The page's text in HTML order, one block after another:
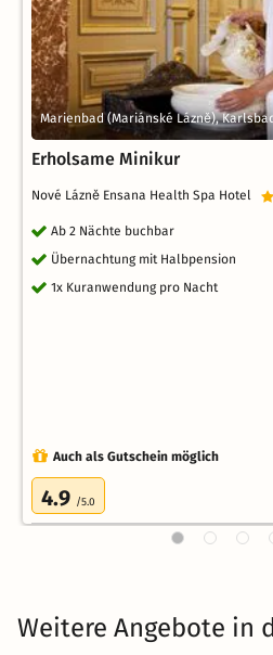
Marienbad (Mariánské Lázně),
Erholsame Minikur
Nové Lázně Ensana Health Spa Hotel
Ab 2 Nächte buchbar
Übernachtung mit Halbpension
1x Kuranwendung pro Nacht
Auch als Gutschein möglich
4.9 /5.0
Weitere Angebote in